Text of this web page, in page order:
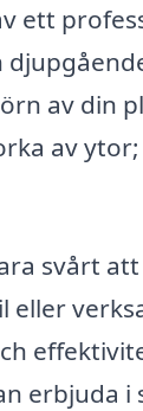
ett
av din
av
svårt
eller
erbjuda